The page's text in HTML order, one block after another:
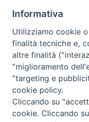
Curia Piombino:
Via Don Minzoni,58/
E-mail:
Informativa
Utilizziamo cookie
finalità tecniche e,
altre finalità
"miglioramento
"targeting e
cookie policy.
Cliccando su
cookie. Cliccando